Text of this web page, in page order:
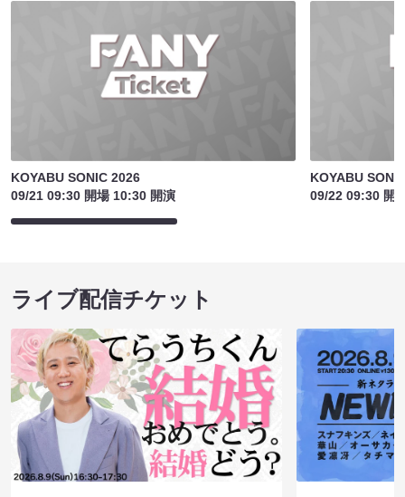
KOYABU SONIC 2026
09/21 09:30 開場 10:30 開演
KOYABU
09/22 09:30 開
ライブ配信チケット